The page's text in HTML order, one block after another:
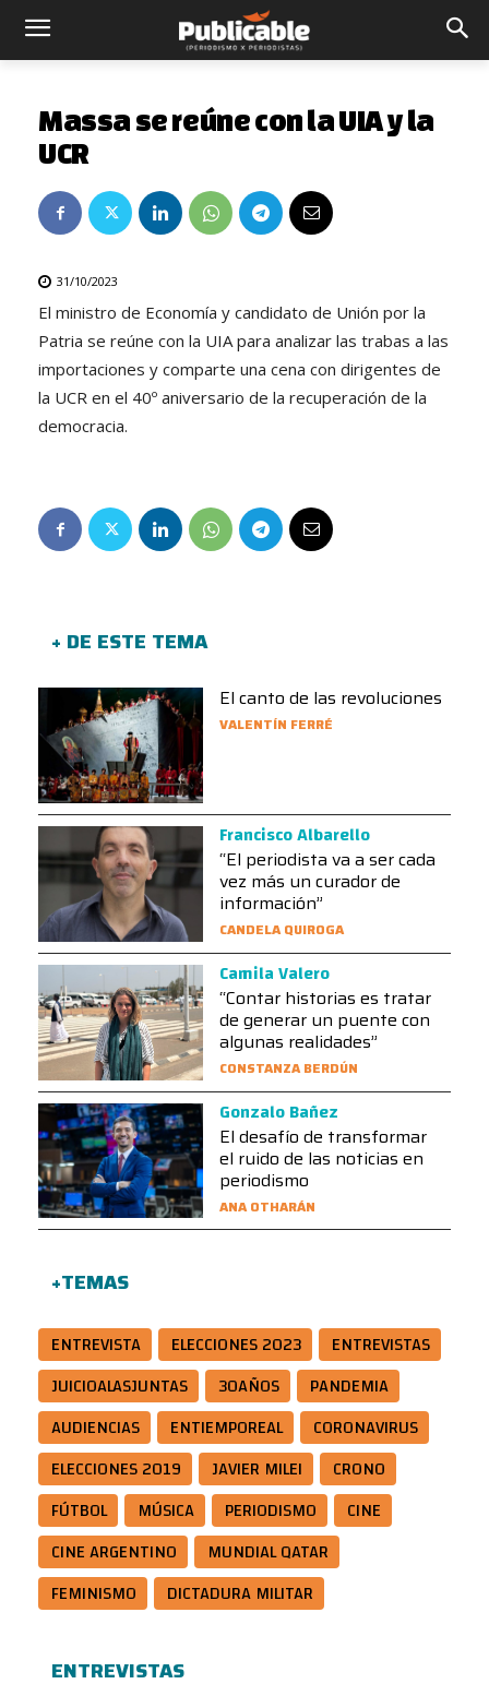
Massa se reúne con la UIA y la
UCR
31/10/2023
El ministro de Economía y candidato de Unión por la
Patria se reúne con la UIA para analizar las trabas a las
importaciones y comparte una cena con dirigentes de
la UCR en el 40º aniversario de la recuperación de la
democracia.
+ DE ESTE TEMA
El canto de las revoluciones
VALENTÍN FERRÉ
Francisco Albarello
“El periodista va a ser cada
vez más un curador de
información”
CANDELA QUIROGA
Camila Valero
“Contar historias es tratar
de generar un puente con
algunas realidades”
CONSTANZA BERDÚN
Gonzalo Bañez
El desafío de transformar
el ruido de las noticias en
periodismo
ANA OTHARÁN
+TEMAS
ENTREVISTA ELECCIONES 2023
ENTREVISTAS
JUICIOALASJUNTAS
30AÑOS
PANDEMIA
AUDIENCIAS
ENTIEMPOREAL
CORONAVIRUS
ELECCIONES 2019
JAVIER MILEI
CRONO
FÚTBOL
MÚSICA PERIODISMO
CINE
CINE ARGENTINO
MUNDIAL QATAR
FEMINISMO
DICTADURA MILITAR
ENTREVISTAS